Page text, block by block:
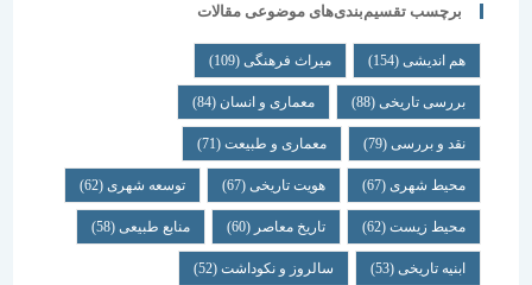
برچسب تقسیم‌بندی‌های موضوعی مقالات
هم اندیشی (154) میراث فرهنگی (109)
بررسی تاریخی (88) معماری و انسان (84)
نقد و بررسی (79) معماری و طبیعت (71)
محیط شهری(67) هویت تاریخی(67) توسعه شهری(62)
محیط زیست(62) تاریخ معاصر(60) منابع طبیعی(58)
ابنیه تاریخی(53) سالروز و نکوداشت(52)